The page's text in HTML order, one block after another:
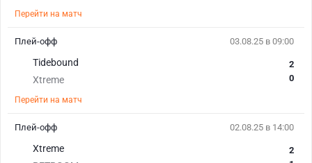
Перейти на матч
03.08.25 в 09:00
Tidebound
Xtreme
2
0
Перейти на матч
Плей-офф
02.08.25 в 14:00
Xtreme
2
Плей-офф